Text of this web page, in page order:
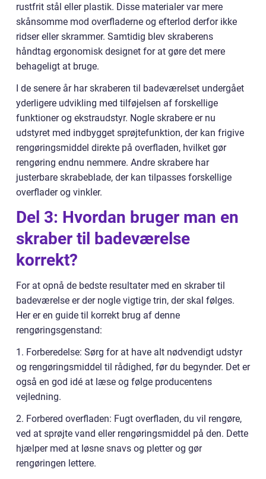
rustfrit stål eller plastik. Disse materialer var mere
skånsomme mod overfladerne og efterlod derfor ikke
ridser eller skrammer. Samtidig blev skraberens
håndtag ergonomisk designet for at gøre det mere
behageligt at bruge.
I de senere år har skraberen til badeværelset undergået
yderligere udvikling med tilføjelsen af forskellige
funktioner og ekstraudstyr. Nogle skrabere er nu
udstyret med indbygget sprøjtefunktion, der kan frigive
rengøringsmiddel direkte på overfladen, hvilket gør
rengøring endnu nemmere. Andre skrabere har
justerbare skrabeblade, der kan tilpasses forskellige
overflader og vinkler.
Del 3: Hvordan bruger man en
skraber til badeværelse
korrekt?
For at opnå de bedste resultater med en skraber til
badeværelse er der nogle vigtige trin, der skal følges.
Her er en guide til korrekt brug af denne
rengøringsgenstand:
1. Forberedelse: Sørg for at have alt nødvendigt udstyr
og rengøringsmiddel til rådighed, før du begynder. Det er
også en god idé at læse og følge producentens
vejledning.
2. Forbered overfladen: Fugt overfladen, du vil rengøre,
ved at sprøjte vand eller rengøringsmiddel på den. Dette
hjælper med at løsne snavs og pletter og gør
rengøringen lettere.